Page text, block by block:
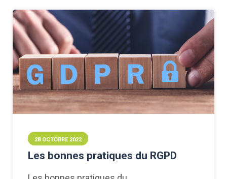
28 OCTOBRE 2022
Les bonnes pratiques du RGPD